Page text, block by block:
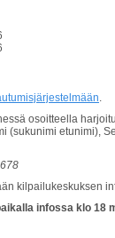
.
osoitteella
(sukunimi etunimi),
kilpailukeskuksen
infossa klo 18